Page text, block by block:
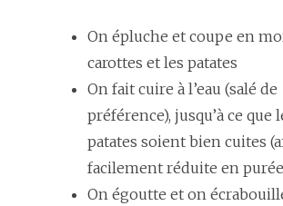
On épluche et coupe en
carottes et les patates
On fait cuire à l’eau (salé de
préférence), jusqu’à ce que
patates soient bien cuites
facilement réduite en
On égoutte et on